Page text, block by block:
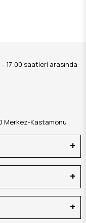
17:00 saatleri arasında
Merkez-Kastamonu